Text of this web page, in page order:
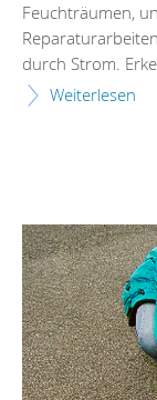
Feuchträumen,
durch Strom.
Weiterlesen